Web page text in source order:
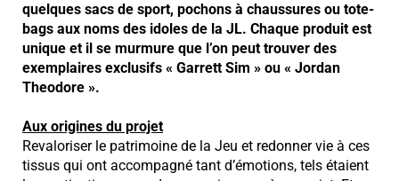
quelques sacs de sport, pochons à chaussures ou tote-
bags aux noms des idoles de la JL. Chaque produit est
unique et il se murmure que l’on peut trouver des
exemplaires exclusifs « Garrett Sim » ou « Jordan
Theodore ».
Aux origines du projet
Revaloriser le patrimoine de la Jeu et redonner vie à ces
tissus qui ont accompagné tant d’émotions, tels étaient